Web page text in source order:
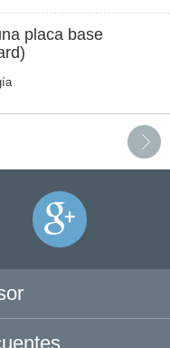
placa base